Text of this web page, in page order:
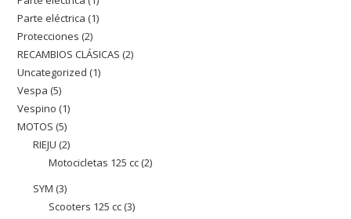
producto
Parte eléctrica 11
Protecciones 22
productos
RECAMBIOS CLÁSICAS 22
Uncategorized 11
Vespa 55
productos
Vespino 11
MOTOS 55
productos
RIEJU 22
productos
Motocicletas 125 cc 22
SYM 33
productos
Scooters 125 cc 33